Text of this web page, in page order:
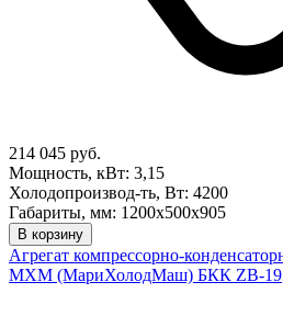
214 045 руб.
Мощность, кВт: 3,15
Холодопроизвод-ть, Вт: 4200
Габариты, мм: 1200х500х905
В корзину
Агрегат компрессорно-
МХМ (МариХолодМаш) БКК ZB-19